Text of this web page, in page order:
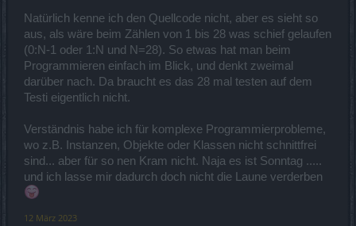
Natürlich kenne ich den Quellcode nicht, aber es sieht so
aus, als wäre beim Zählen von 1 bis 28 was schief gelaufen
(0:N-1 oder 1:N und N=28). So etwas hat man beim
Programmieren einfach im Blick, und denkt zweimal
darüber nach. Da braucht es das 28 mal testen auf dem
Testi eigentlich nicht.
Verständnis habe ich für komplexe Programmierprobleme,
wo z.B. Instanzen, Objekte oder Klassen nicht schnittfrei
sind... aber für so nen Kram nicht. Naja es ist Sonntag .....
und ich lasse mir dadurch doch nicht die Laune verderben
12 März 2023